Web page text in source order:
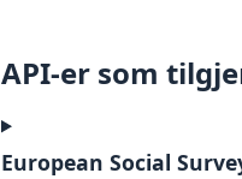
API-er som
European Social